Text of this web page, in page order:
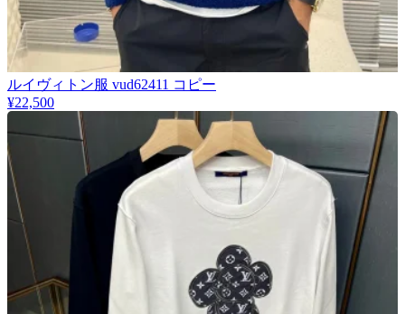
​ルイヴィトン服 vud62411 コピー
¥22,500